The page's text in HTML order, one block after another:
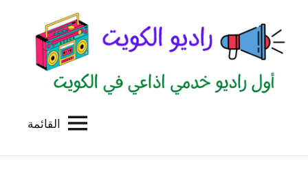
المحتوى
الكويت
القائمة